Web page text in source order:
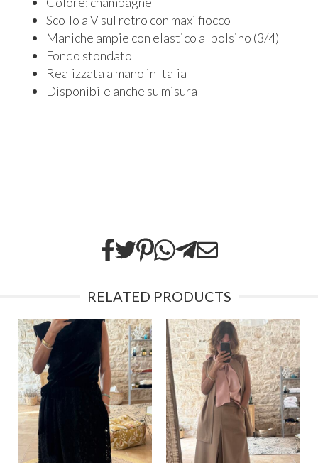
Scollo a V sul retro con maxi fiocco
Maniche ampie con elastico al polsino (3/4)
Fondo stondato
Realizzata a mano in Italia
Disponibile anche su misura
RELATED PRODUCTS